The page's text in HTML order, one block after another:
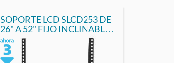
SOPORTE LCD SLCD253 DE
26" A 52" FIJO INCLINABLE
PRONEXT